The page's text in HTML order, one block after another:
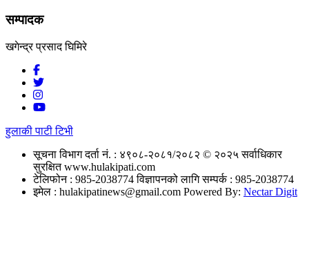
सम्पादक
खगेन्द्र प्रसाद घिमिरे
हुलाकी पाटी टिभी
सूचना विभाग दर्ता नं. : ४९०८-२०८१/२०८२ © २०२५ सर्वाधिकार
सुरक्षित www.hulakipati.com
टेलिफोन : 985-2038774विज्ञापनको लागि सम्पर्क : 985-2038774
इमेल : hulakipatinews@gmail.com Powered By: Nectar Digit